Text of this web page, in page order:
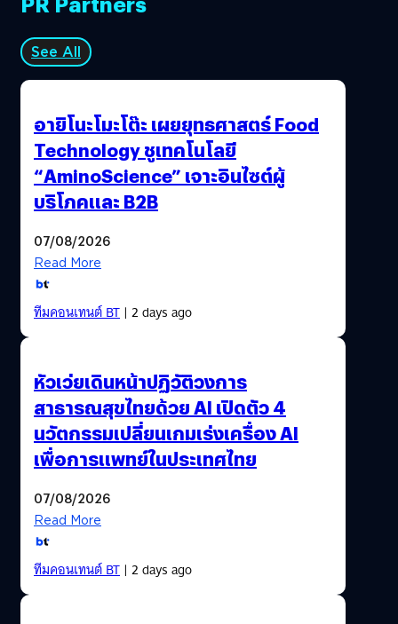
See All
อายิโนะโมะโต๊ะ เผยยุทธศาสตร์ Food
Technology ชูเทคโนโลยี
“AminoScience” เจาะอินไซต์ผู้
บริโภคและ B2B
07/08/2026
Read More
ทีมคอนเทนต์ BT| 2 days ago
หัวเว่ยเดินหน้าปฏิวัติวงการ
สาธารณสุขไทยด้วย AI เปิดตัว 4
นวัตกรรมเปลี่ยนเกมเร่งเครื่อง AI
เพื่อการแพทย์ในประเทศไทย
07/08/2026
Read More
ทีมคอนเทนต์ BT| 2 days ago